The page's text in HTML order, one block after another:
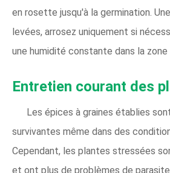
en rosette jusqu'à la germination.
levées, arrosez uniquement si
une humidité constante dans la zone
Entretien courant des
Les épices à graines établies
survivantes même dans des
Cependant, les plantes stressées
et ont plus de problèmes de